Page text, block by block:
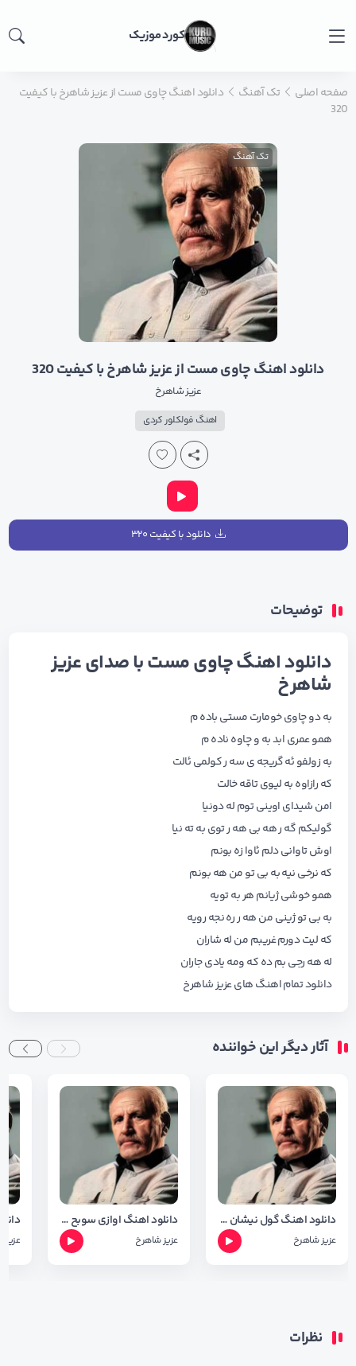
کورد موزیک
صفحه اصلی تک آهنگ
دانلود اهنگ چاوی مست از عزیز شاهرخ با کیفیت
320
تک آهنگ
دانلود اهنگ چاوی مست از عزیز شاهرخ با کیفیت 320
عزیز شاهرخ
اهنگ فولکلور کردی
دانلود با کیفیت ۳۲۰
توضیحات
دانلود اهنگ چاوی مست با صدای عزیز
شاهرخ
به دو چاوی خومارت مستی باده م
همو عمری ابد به و چاوه ناده م
به زولفو ئه گریجه ی سه ر کولمی ئالت
که رازاوه به لیوی تاقه خالت
امن شیدای اوینی توم له دونیا
گولیکم گه ر هه بی هه ر توی به ته نیا
اوش تاوانی دلم ئاوا زه بونم
که نرخی نیه به بی تو من هه بونم
همو خوشی ژیانم هر به تویه
به بی تو ژینی من هه ر ره نجه رویه
که لیت دورم غریبم من له شاران
له هه رجی بم ده که ومه یادی جاران
دانلود تمام اهنگ هایعزیز شاهرخ
آثار دیگر این خواننده
دانلود اهنگ گول نیشان با صدای عزیز شاهرخ
عزیز شاهرخ
دانلود اهنگ اوازی سوبح پی ناکنه با صدای عزیز شاهرخ
عزیز شاهرخ
نظرات